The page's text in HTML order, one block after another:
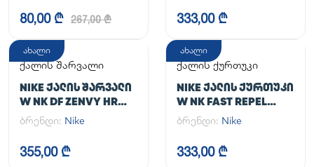
80,00 ₾ 267,00 ₾ 333,00 ₾
ახალი
ქალის შარვალი
NIKE ᲥᲐᲚᲘᲡ ᲨᲐᲠᲕᲐᲚᲘ
W NK DF ZENVY HR
TGHT
ბრენდი: Nike
355,00 ₾
ახალი
ქალის ქურთუკი
NIKE ᲥᲐᲚᲘᲡ ᲥᲣᲠᲗᲣᲙᲘ
W NK FAST REPEL
JACKET
ბრენდი: Nike
333,00 ₾